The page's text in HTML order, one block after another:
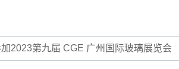
2023第九届 CGE 广州国际玻璃展览会